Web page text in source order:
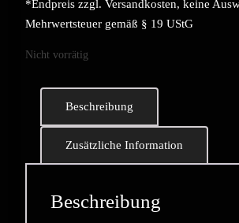
*Endpreis zzgl. Versandkosten, keine
Mehrwertsteuer gemäß § 19 UStG
Nicht vorrätig
Beschreibung
Zusätzliche Information
Beschreibung